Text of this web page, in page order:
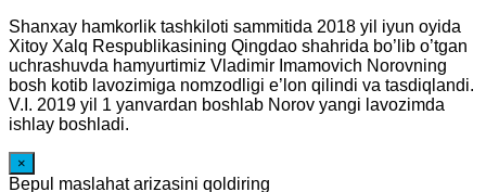
Shanxay hamkorlik tashkiloti sammitida 2018 yil iyun oyida
Xitoy Xalq Respublikasining Qingdao shahrida bo’lib o’tgan
uchrashuvda hamyurtimiz Vladimir Imamovich Norovning
bosh kotib lavozimiga nomzodligi e’lon qilindi va tasdiqlandi.
V.I. 2019 yil 1 yanvardan boshlab Norov yangi lavozimda
ishlay boshladi.
×
Bepul maslahat arizasini qoldiring